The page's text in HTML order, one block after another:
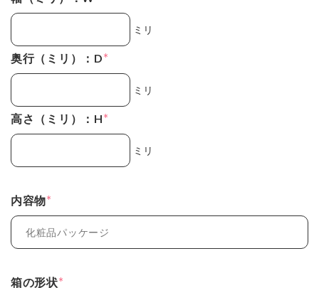
ミリ
奥行（ミリ）：D*
ミリ
高さ（ミリ）：H*
ミリ
内容物*
箱の形状*